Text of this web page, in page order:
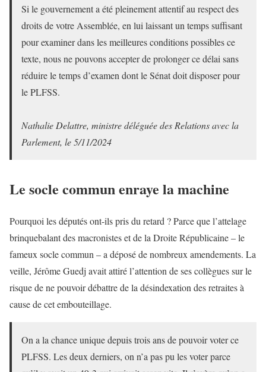
Si le gouvernement a été pleinement attentif au respect des
droits de votre Assemblée, en lui laissant un temps suffisant
pour examiner dans les meilleures conditions possibles ce
texte, nous ne pouvons accepter de prolonger ce délai sans
réduire le temps d’examen dont le Sénat doit disposer pour
le PLFSS.
Nathalie Delattre, ministre déléguée des Relations avec la
Parlement, le 5/11/2024
Le socle commun enraye la machine
Pourquoi les députés ont-ils pris du retard ? Parce que l’attelage
brinquebalant des macronistes et de la Droite Républicaine – le
fameux socle commun – a déposé de nombreux amendements. La
veille, Jérôme Guedj avait attiré l’attention de ses collègues sur le
risque de ne pouvoir débattre de la désindexation des retraites à
cause de cet embouteillage.
On a la chance unique depuis trois ans de pouvoir voter ce
PLFSS. Les deux derniers, on n’a pas pu les voter parce